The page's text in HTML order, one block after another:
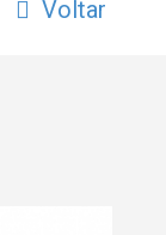
Voltar